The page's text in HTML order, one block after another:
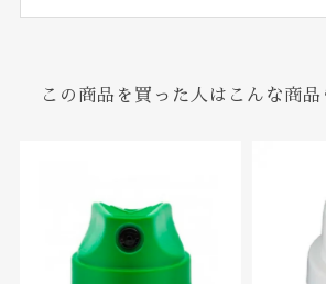
この商品を買った人はこんな商